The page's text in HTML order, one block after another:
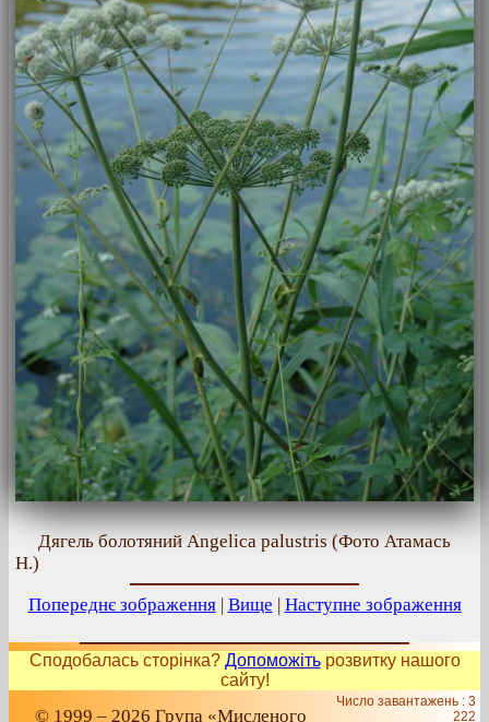
Дягель болотяний Angelica palustris (Фото Атамась
Н.)
Попереднє зображення| Вище | Наступне зображення
Сподобалась сторінка? Допоможітьрозвитку нашого
сайту!
© 1999 – 2026 Група «Мисленого
Число завантажень : 3
222